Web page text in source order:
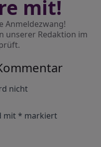
mit!
Anmeldezwang!
unserer Redaktion im
nicht
mit* markiert